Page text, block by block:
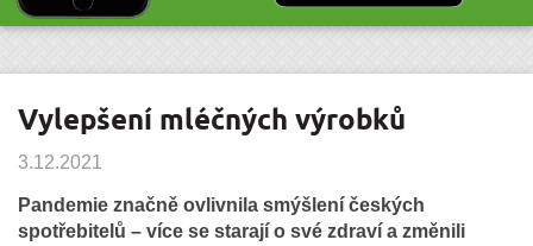
Vylepšení mléčných výrobků
3.12.2021
Pandemie značně ovlivnila smýšlení českých
spotřebitelů – více se starají o své zdraví a změnili